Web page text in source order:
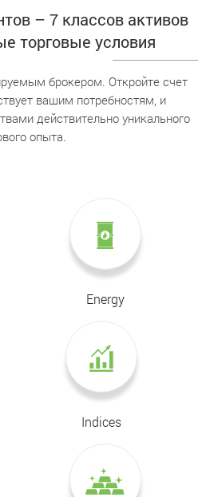
– 7 классов активов
торговые условия
брокером. Откройте счет
вашим потребностям, и
действительно уникального
опыта.
Energy
Indices